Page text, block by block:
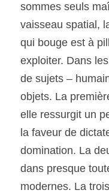
sommes seuls
vaisseau spatial,
qui bouge est à
exploiter. Dans
de sujets –
objets. La
elle ressurgit un
la faveur de
domination. La
dans presque
modernes. La